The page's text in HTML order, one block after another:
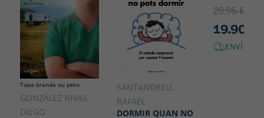
Tapa branda ou peto
GONZÁLEZ RIVAS,
DIEGO
SANTANDREU,
RAFAEL
DORMIR QUAN NO
20.95 €
19.90 €
ENVÍO